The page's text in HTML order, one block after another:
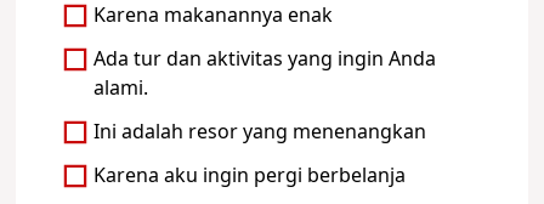
Karena makanannya enak
Ada tur dan aktivitas yang ingin Anda
alami.
Ini adalah resor yang menenangkan
Karena aku ingin pergi berbelanja